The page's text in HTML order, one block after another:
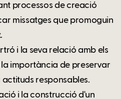
processos de creació
missatges que promoguin
i la seva relació amb els
importància de preservar
responsables.
i la construcció d'un